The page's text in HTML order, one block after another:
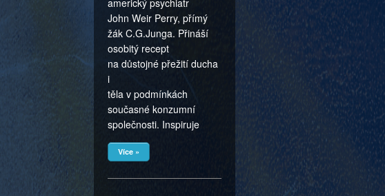
americký psychiatr
John Weir Perry, přímý
žák C.G.Junga. Přináší
osobitý recept
na důstojné přežití ducha
i
těla v podmínkách
současné konzumní
společnosti. Inspiruje
Více »